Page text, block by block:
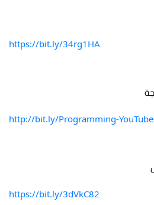
https://bit.ly/34rg1HA
http://bit.ly/Programming-
https://bit.ly/3dVkC82